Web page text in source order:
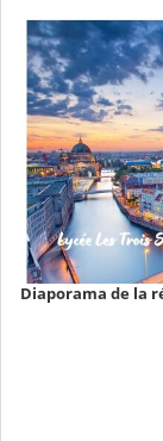
Diaporama de la